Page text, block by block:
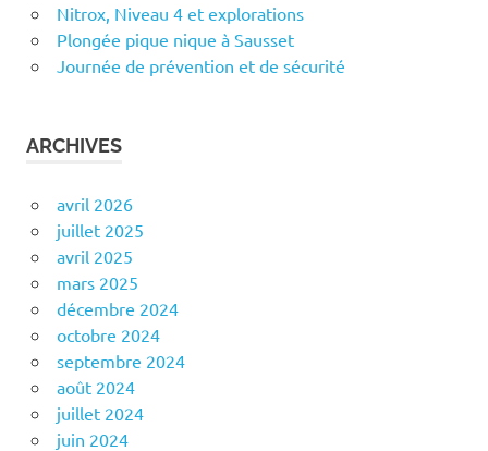
Nitrox, Niveau 4 et explorations
Plongée pique nique à Sausset
Journée de prévention et de sécurité
ARCHIVES
avril 2026
juillet 2025
avril 2025
mars 2025
décembre 2024
octobre 2024
septembre 2024
août 2024
juillet 2024
juin 2024